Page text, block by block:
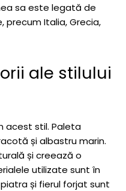
sa este legată de
precum Italia, Grecia,
ale stilului
acest stil. Paleta
și albastru marin.
și creează o
utilizate sunt în
și fierul forjat sunt